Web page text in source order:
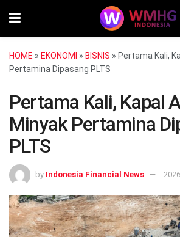
HOME » EKONOMI » BISNIS » Pertama Kali,
Pertamina Dipasang PLTS
Pertama Kali, Kapal
Minyak Pertamina
PLTS
by Indonesia Financial News